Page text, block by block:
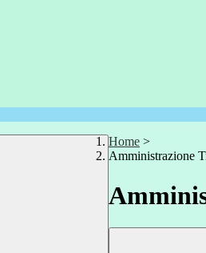
Home >
Amministrazione